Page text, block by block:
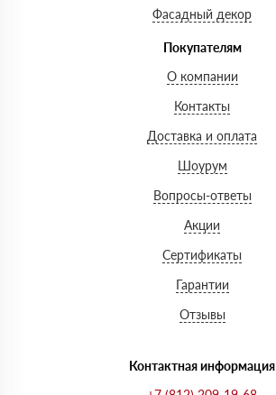
Фасадный декор
Покупателям
О компании
Контакты
Доставка и оплата
Шоурум
Вопросы-ответы
Акции
Сертификаты
Гарантии
Отзывы
Контактная информация